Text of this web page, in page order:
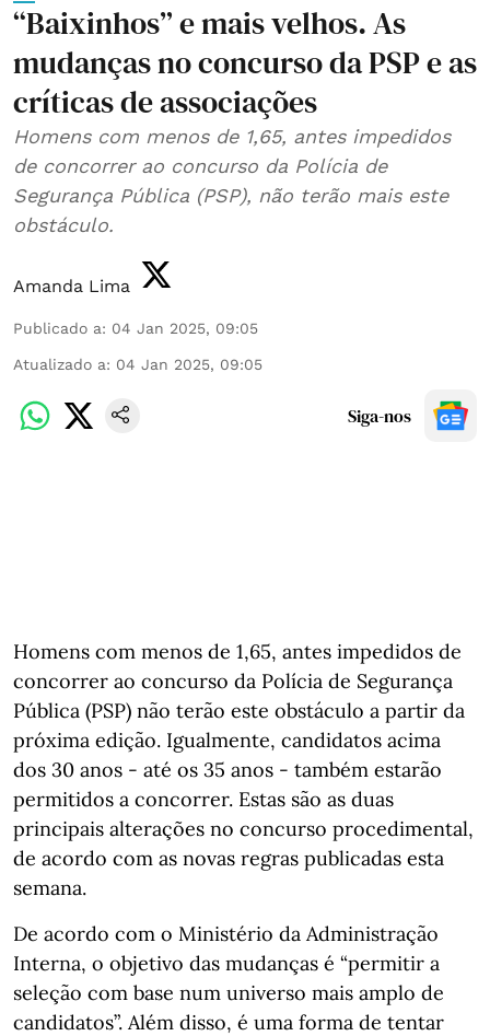
“Baixinhos” e mais velhos. As
mudanças no concurso da PSP e as
críticas de associações
Homens com menos de 1,65, antes impedidos
de concorrer ao concurso da Polícia de
Segurança Pública (PSP), não terão mais este
obstáculo.
Amanda Lima
Publicado a: 04 Jan 2025, 09:05
Atualizado a: 04 Jan 2025, 09:05
Siga-nos
Homens com menos de 1,65, antes impedidos de
concorrer ao concurso da Polícia de Segurança
Pública (PSP) não terão este obstáculo a partir da
próxima edição. Igualmente, candidatos acima
dos 30 anos - até os 35 anos - também estarão
permitidos a concorrer. Estas são as duas
principais alterações no concurso procedimental,
de acordo com as novas regras publicadas esta
semana.
De acordo com o Ministério da Administração
Interna, o objetivo das mudanças é “permitir a
seleção com base num universo mais amplo de
candidatos”. Além disso, é uma forma de tentar